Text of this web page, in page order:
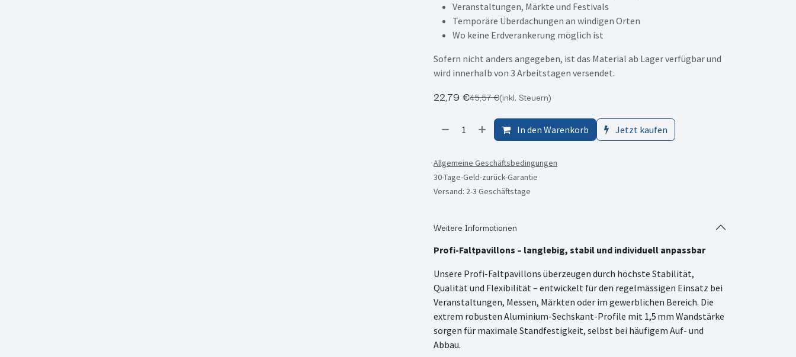
Veranstaltungen, Märkte und Festivals
Temporäre Überdachungen an windigen Orten
Wo keine Erdverankerung möglich ist
Sofern nicht anders angegeben, ist das Material ab Lager verfügbar und
wird innerhalb von 3 Arbeitstagen versendet.
22,79 €45,57€(inkl. Steuern)
In den Warenkorb Jetzt kaufen
Allgemeine Geschäftsbedingungen
30-Tage-Geld-zurück-Garantie
Versand: 2-3 Geschäftstage
Weitere Informationen
Profi-Faltpavillons – langlebig, stabil und individuell anpassbar
Unsere Profi-Faltpavillons überzeugen durch höchste Stabilität,
Qualität und Flexibilität – entwickelt für den regelmässigen Einsatz bei
Veranstaltungen, Messen, Märkten oder im gewerblichen Bereich. Die
extrem robusten Aluminium-Sechskant-Profile mit 1,5 mm Wandstärke
sorgen für maximale Standfestigkeit, selbst bei häufigem Auf- und
Abbau.